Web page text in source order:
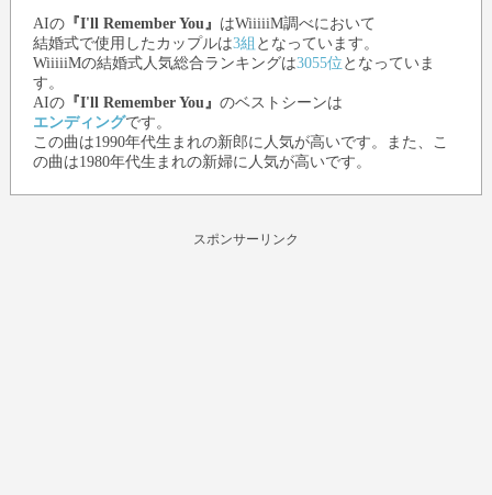
AIの『I'll Remember You』 はWiiiiiM調べにおいて
結婚式で使用したカップルは3組 となっています。
WiiiiiMの結婚式人気総合ランキングは3055位 となっていま
す。
AIの『I'll Remember You』 のベストシーンは
エンディングです。
この曲は1990年代生まれの新郎に人気が高いです。また、こ
の曲は1980年代生まれの新婦に人気が高いです。
スポンサーリンク